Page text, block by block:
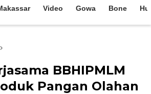
Video Gowa Bone
BBHIPMLM
Pangan Olahan